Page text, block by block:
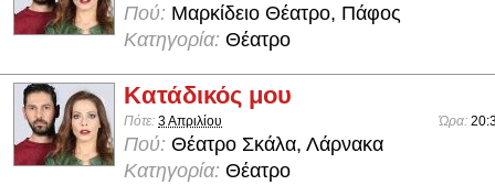
Πού: Μαρκίδειο Θέατρο, Πάφος
Κατηγορία: Θέατρο
Κατάδικός μου
Πότε: 3 Απριλίου Ώρα:
Πού: Θέατρο Σκάλα, Λάρνακα
Κατηγορία: Θέατρο